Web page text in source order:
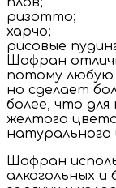
ризотто;
харчо;
рисовые
Шафран
потому любую
но сделает
более, что для
желтого
Шафран
алкогольных и